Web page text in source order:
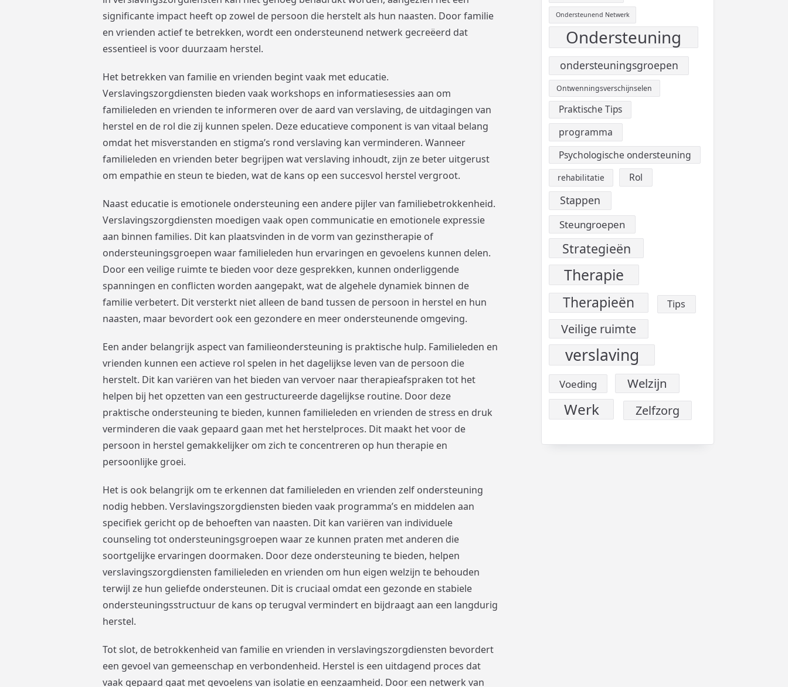
significante impact heeft op zowel de persoon die herstelt als hun naasten. Door familie
en vrienden actief te betrekken, wordt een ondersteunend netwerk gecreëerd dat
essentieel is voor duurzaam herstel.
Het betrekken van familie en vrienden begint vaak met educatie.
Verslavingszorgdiensten bieden vaak workshops en informatiesessies aan om
familieleden en vrienden te informeren over de aard van verslaving, de uitdagingen van
herstel en de rol die zij kunnen spelen. Deze educatieve component is van vitaal belang
omdat het misverstanden en stigma’s rond verslaving kan verminderen. Wanneer
familieleden en vrienden beter begrijpen wat verslaving inhoudt, zijn ze beter uitgerust
om empathie en steun te bieden, wat de kans op een succesvol herstel vergroot.
Naast educatie is emotionele ondersteuning een andere pijler van familiebetrokkenheid.
Verslavingszorgdiensten moedigen vaak open communicatie en emotionele expressie
aan binnen families. Dit kan plaatsvinden in de vorm van gezinstherapie of
ondersteuningsgroepen waar familieleden hun ervaringen en gevoelens kunnen delen.
Door een veilige ruimte te bieden voor deze gesprekken, kunnen onderliggende
spanningen en conflicten worden aangepakt, wat de algehele dynamiek binnen de
familie verbetert. Dit versterkt niet alleen de band tussen de persoon in herstel en hun
naasten, maar bevordert ook een gezondere en meer ondersteunende omgeving.
Een ander belangrijk aspect van familieondersteuning is praktische hulp. Familieleden en
vrienden kunnen een actieve rol spelen in het dagelijkse leven van de persoon die
herstelt. Dit kan variëren van het bieden van vervoer naar therapieafspraken tot het
helpen bij het opzetten van een gestructureerde dagelijkse routine. Door deze
praktische ondersteuning te bieden, kunnen familieleden en vrienden de stress en druk
verminderen die vaak gepaard gaan met het herstelproces. Dit maakt het voor de
persoon in herstel gemakkelijker om zich te concentreren op hun therapie en
persoonlijke groei.
Het is ook belangrijk om te erkennen dat familieleden en vrienden zelf ondersteuning
nodig hebben. Verslavingszorgdiensten bieden vaak programma’s en middelen aan
specifiek gericht op de behoeften van naasten. Dit kan variëren van individuele
counseling tot ondersteuningsgroepen waar ze kunnen praten met anderen die
soortgelijke ervaringen doormaken. Door deze ondersteuning te bieden, helpen
verslavingszorgdiensten familieleden en vrienden om hun eigen welzijn te behouden
terwijl ze hun geliefde ondersteunen. Dit is cruciaal omdat een gezonde en stabiele
ondersteuningsstructuur de kans op terugval vermindert en bijdraagt aan een langdurig
herstel.
Tot slot, de betrokkenheid van familie en vrienden in verslavingszorgdiensten bevordert
een gevoel van gemeenschap en verbondenheid. Herstel is een uitdagend proces dat
vaak gepaard gaat met gevoelens van isolatie en eenzaamheid. Door een netwerk van
Ondersteunend Netwerk
Ondersteuning
ondersteuningsgroepen
Ontwenningsverschijnselen
Praktische Tips
programma
Psychologische ondersteuning
rehabilitatie Rol
Stappen
Steungroepen
Strategieën
Therapie
Therapieën Tips
Veilige ruimte
verslaving
Voeding Welzijn
Werk Zelfzorg